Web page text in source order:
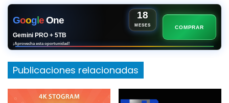
Contraseña:
www.thenekodark.com Copiar
¿No sabes como descargar?Te dejo un pequeño vídeo
explicando los pasos |Clic Aquí
GoogleOne 18
MESES
Gemini PRO + 5TB
¡Aprovecha esta oportunidad!
COMPRAR
Publicaciones relacionadas